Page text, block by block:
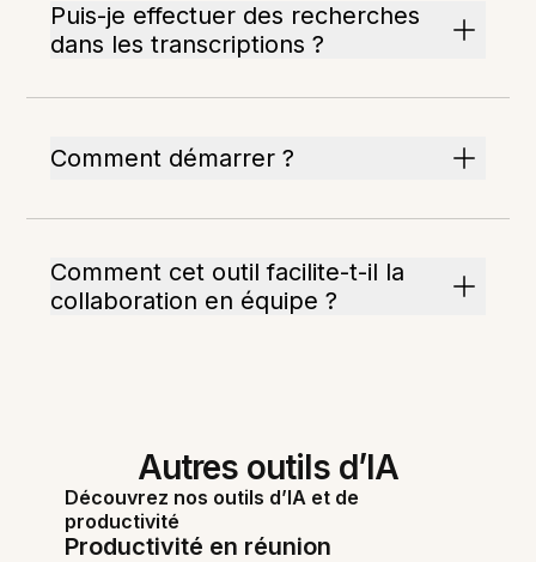
Puis-je effectuer des recherches
dans les transcriptions ?
Comment démarrer ?
Comment cet outil facilite-t-il la
collaboration en équipe ?
Autres outils d’IA
Découvrez nos outils d’IA et de
productivité
Productivité en réunion